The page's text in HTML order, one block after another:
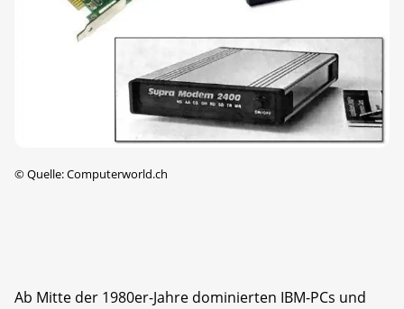
©Quelle: Computerworld.ch
Ab Mitte der 1980er-Jahre dominierten IBM-PCs und